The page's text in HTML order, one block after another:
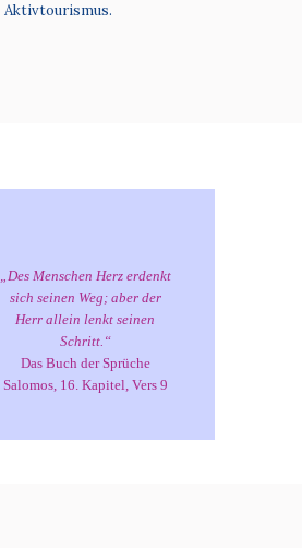
Aktivtourismus.
„Des Menschen Herz erdenkt
sich seinen Weg; aber der
Herr allein lenkt seinen
Schritt.“
Das Buch der Sprüche
Salomos, 16. Kapitel, Vers 9